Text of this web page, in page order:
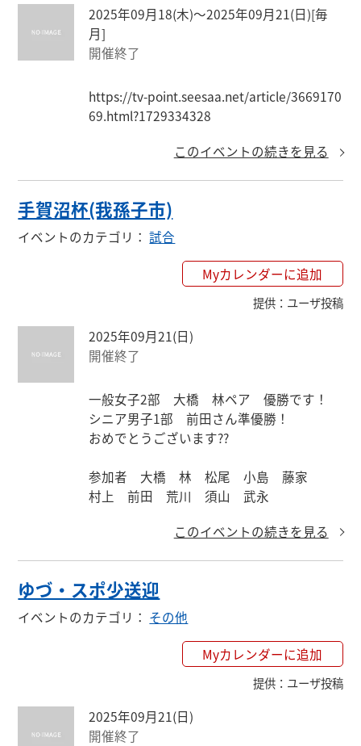
2025年09月18(木)〜2025年09月21(日)[毎
月]
開催終了
https://tv-point.seesaa.net/article/3669170
69.html?1729334328
このイベントの続きを見る
手賀沼杯(我孫子市)
イベントのカテゴリ ： 試合
Myカレンダーに追加
提供： ユーザ投稿
2025年09月21(日)
開催終了
一般女子2部　大橋　林ペア　優勝です！
シニア男子1部　前田さん準優勝！
おめでとうございます??
参加者　大橋　林　松尾　小島　藤家
村上　前田　荒川　須山　武永
このイベントの続きを見る
ゆづ・スポ少送迎
イベントのカテゴリ ： その他
Myカレンダーに追加
提供： ユーザ投稿
2025年09月21(日)
開催終了